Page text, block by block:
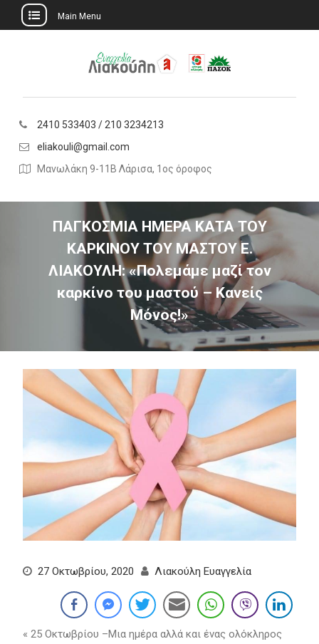
Main Menu
2410 533403 / 210 3234213
eliakouli@gmail.com
Μανωλάκη 9-11Β Λάρισα, 1ος όροφος
ΠΑΓΚΟΣΜΙΑ ΗΜΕΡΑ ΚΑΤΑ ΤΟΥ
ΚΑΡΚΙΝΟΥ ΤΟΥ ΜΑΣΤΟΥ Ε.
ΛΙΑΚΟΥΛΗ: «Πολεμάμε μαζί τον
καρκίνο του μαστού – Κανείς
Μόνος!»
27 Οκτωβρίου, 2020 Λιακούλη Ευαγγελία
« 25 Οκτωβρίου –Μια ημέρα αλλά και ένας ολόκληρος